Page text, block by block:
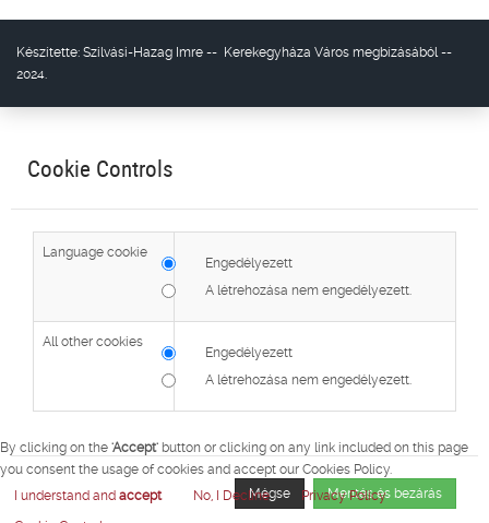
Készítette: Szilvási-Hazag Imre -- Kerekegyháza Város megbízásából --
2024.
By clicking on the 'Accept' button or clicking on any link included on this page
you consent the usage of cookies and accept our Cookies Policy.
I understand and accept No, I Decline
Privacy Policy
Cookie Controls
Language cookie
Engedélyezett
A létrehozása nem engedélyezett.
All other cookies
Engedélyezett
A létrehozása nem engedélyezett.
Mégse Mentés és bezárás